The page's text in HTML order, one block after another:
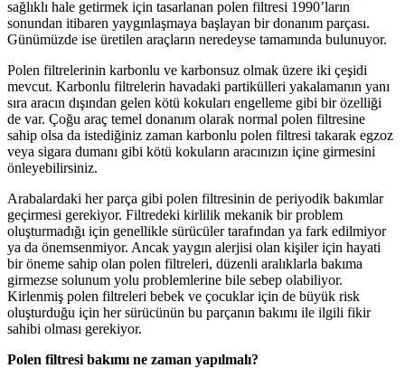
sağlıklı hale getirmek için tasarlanan polen filtresi 1990’ların
sonundan itibaren yaygınlaşmaya başlayan bir donanım parçası.
Günümüzde ise üretilen araçların neredeyse tamamında bulunuyor.
Polen filtrelerinin karbonlu ve karbonsuz olmak üzere iki çeşidi
mevcut. Karbonlu filtrelerin havadaki partikülleri yakalamanın yanı
sıra aracın dışından gelen kötü kokuları engelleme gibi bir özelliği
de var. Çoğu araç temel donanım olarak normal polen filtresine
sahip olsa da istediğiniz zaman karbonlu polen filtresi takarak egzoz
veya sigara dumanı gibi kötü kokuların aracınızın içine girmesini
önleyebilirsiniz.
Arabalardaki her parça gibi polen filtresinin de periyodik bakımlar
geçirmesi gerekiyor. Filtredeki kirlilik mekanik bir problem
oluşturmadığı için genellikle sürücüler tarafından ya fark edilmiyor
ya da önemsenmiyor. Ancak yaygın alerjisi olan kişiler için hayati
bir öneme sahip olan polen filtreleri, düzenli aralıklarla bakıma
girmezse solunum yolu problemlerine bile sebep olabiliyor.
Kirlenmiş polen filtreleri bebek ve çocuklar için de büyük risk
oluşturduğu için her sürücünün bu parçanın bakımı ile ilgili fikir
sahibi olması gerekiyor.
Polen filtresi bakımı ne zaman yapılmalı?